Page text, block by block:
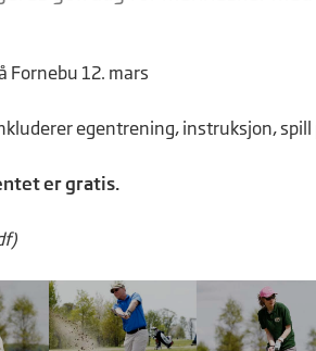
egentrening, instruksjon,
er gratis.